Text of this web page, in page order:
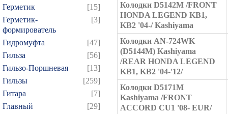
Герметик
[15]
Герметик-
формирователь
[3]
Гидромуфта
[47]
Гильза
[56]
Гильзо-Поршневая
[13]
Гильзы
[259]
Гитара
[7]
Главный
[29]
Колодки D5142M /FRONT
HONDA LEGEND KB1,
KB2 '04-/ Kashiyama
Колодки AN-724WK
(D5144M) Kashiyama
/REAR HONDA LEGEND
KB1, KB2 '04-'12/
Колодки D5171M
Kashiyama /FRONT
ACCORD CU1 '08- EUR/